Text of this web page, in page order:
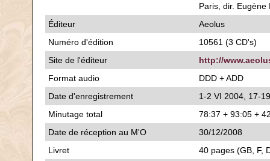
Paris, dir. Eugène
Éditeur
Aeolus
Numéro d'édition
10561 (3 CD's)
Site de l'éditeur
http://
Format audio
DDD + ADD
Date d'enregistrement
1-2 VI 2004, 17-
Minutage total
78:37 + 93:05 +
Date de réception au M'O
30/12/2008
Livret
40 pages (GB, F,